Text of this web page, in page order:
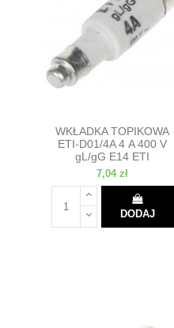
WKŁADKA TOPIKOWA
ETI-D01/4A 4 A 400 V
gL/gG E14 ETI
7,04 zł
DODAJ